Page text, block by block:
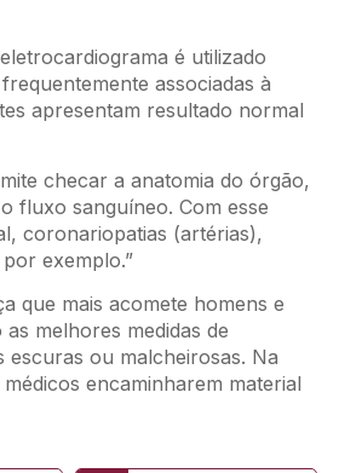
é utilizado
associadas à
apresentam resultado normal
checar a anatomia do órgão,
fluxo sanguíneo. Com esse
coronariopatias (artérias),
exemplo.”
que mais acomete homens e
melhores medidas de
ou malcheirosas. Na
encaminharem material